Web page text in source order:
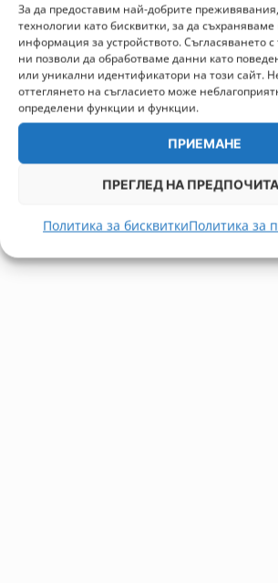
За да предоставим най-добрите
технологии като бисквитки, за да
информация за устройството. Съгласяването
ни позволи да обработваме данни като
или уникални идентификатори на този сайт.
оттеглянето на съгласието може
определени функции и функции.
ПРИЕМАНЕ
ПРЕГЛЕД НА
Политика за бисквиткиПолитика за